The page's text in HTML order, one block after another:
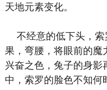
天地元素变化。
不经意的低下头，索
果，弯腰，将眼前的魔
兴奋之色，兔子的身影
中，索罗的脸色不知何